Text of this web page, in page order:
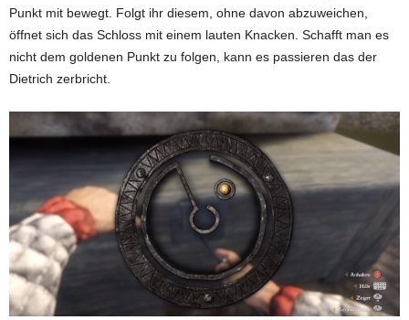
Punkt mit bewegt. Folgt ihr diesem, ohne davon abzuweichen,
öffnet sich das Schloss mit einem lauten Knacken. Schafft man es
nicht dem goldenen Punkt zu folgen, kann es passieren das der
Dietrich zerbricht.